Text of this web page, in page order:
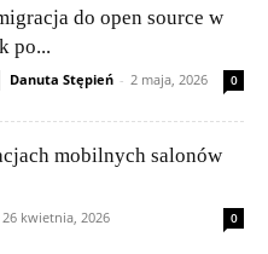
do open source w
po...
Danuta Stępień - 2 maja, 2026 0
mobilnych salonów
26 kwietnia, 2026 0